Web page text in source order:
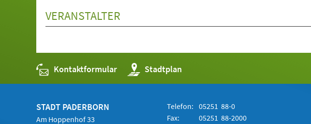
VERANSTALTER
Kontaktformular Stadtplan
(Öffnet
in
einem
STADT PADERBORN
Am Hoppenhof 33
Telefon: 05251 88-0
Fax:
05251 88-2000